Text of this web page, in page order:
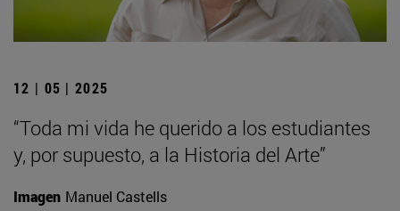
12 | 05 | 2025
“Toda mi vida he querido a los estudiantes
y, por supuesto, a la Historia del Arte”
Imagen Manuel Castells